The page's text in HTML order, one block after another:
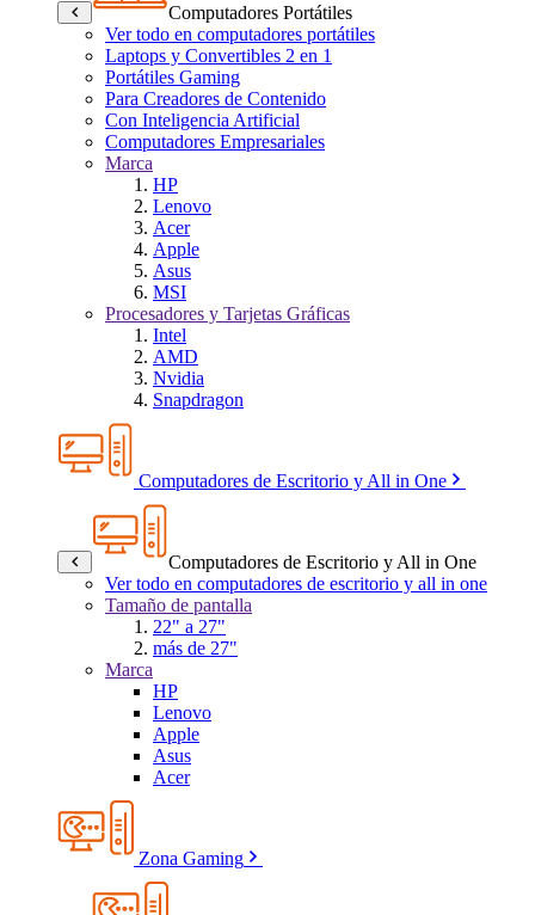
Computadores Portátiles
Ver todo en computadores portátiles
Laptops y Convertibles 2 en 1
Portátiles Gaming
Para Creadores de Contenido
Con Inteligencia Artificial
Computadores Empresariales
Marca
HP
Lenovo
Acer
Apple
Asus
MSI
Procesadores y Tarjetas Gráficas
Intel
AMD
Nvidia
Snapdragon
Computadores de Escritorio y All in One
Computadores de Escritorio y All in One
Ver todo en computadores de escritorio y all in one
Tamaño de pantalla
22" a 27"
más de 27"
Marca
HP
Lenovo
Apple
Asus
Acer
Zona Gaming